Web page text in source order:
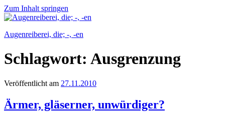
Zum Inhalt springen
Augenreiberei, die; -, -en
Schlagwort: Ausgrenzung
Veröffentlicht am 27.11.2010
Ärmer, gläserner, unwürdiger?